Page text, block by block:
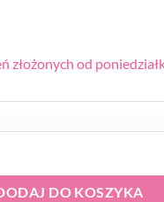
złożonych od
DO KOSZYKA